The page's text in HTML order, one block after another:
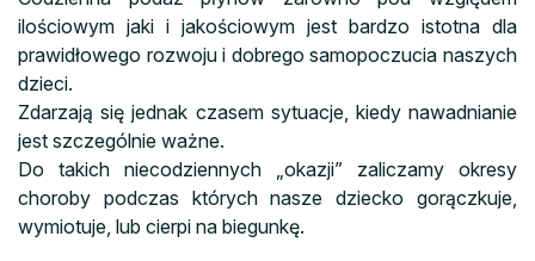
ilościowym jaki i jakościowym jest bardzo istotna dla
prawidłowego rozwoju i dobrego samopoczucia naszych
dzieci.
Zdarzają się jednak czasem sytuacje, kiedy nawadnianie
jest szczególnie ważne.
Do takich niecodziennych „okazji” zaliczamy okresy
choroby podczas których nasze dziecko gorączkuje,
wymiotuje, lub cierpi na biegunkę.